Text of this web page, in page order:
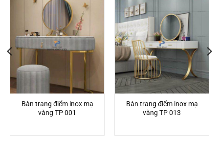
Bàn trang điểm inox mạ
vàng TP 001
Bàn trang điểm inox mạ
vàng TP 013